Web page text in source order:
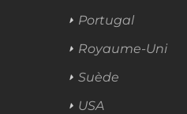
Portugal
Royaume-Uni
Suède
USA